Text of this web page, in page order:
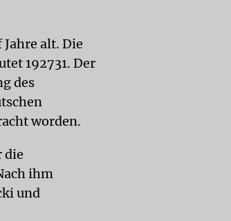
alt. Die
192731. Der
des
worden.
die
ihm
und